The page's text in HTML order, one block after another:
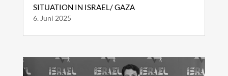
SITUATION IN ISRAEL/ GAZA
6. Juni 2025